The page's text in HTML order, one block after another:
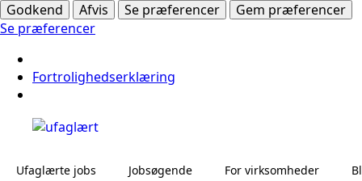
Godkend
Afvis Se præferencer
Gem præferencer
Se præferencer
Fortrolighedserklæring
Ufaglærte jobs Jobsøgende For virksomheder